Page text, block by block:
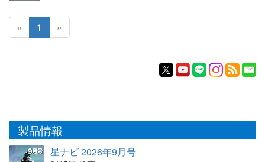
« 1 »
製品情報
星ナビ 2026年9月号